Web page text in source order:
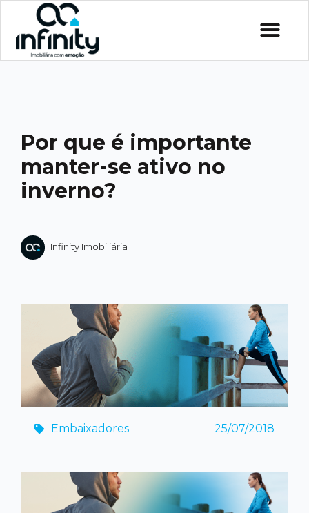
Por que é importante
manter-se ativo no
inverno?
Infinity Imobiliária
Embaixadores 25/07/2018